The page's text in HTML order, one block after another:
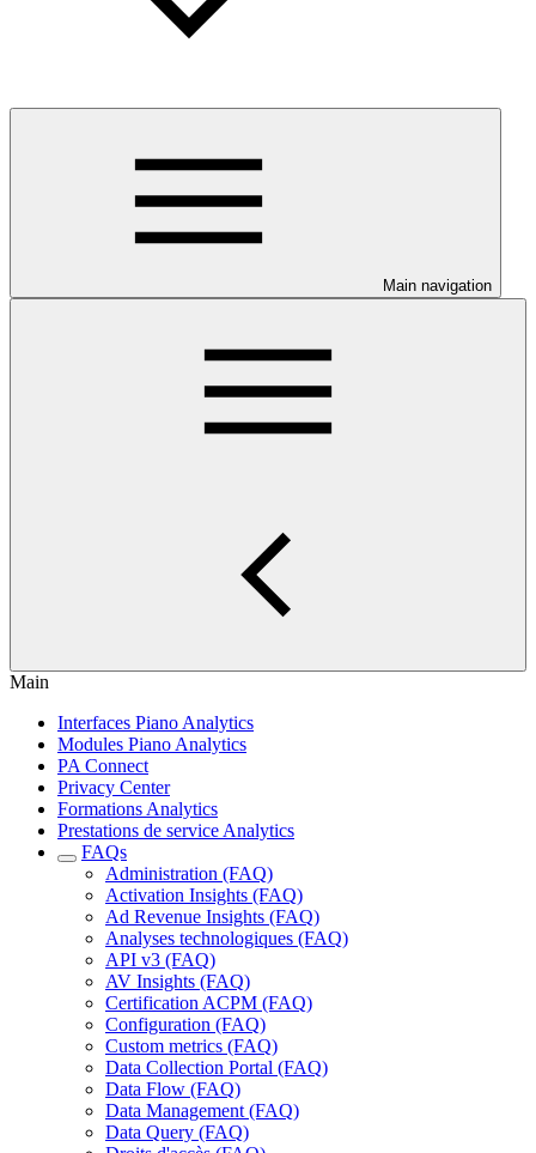
Main navigation
Main
Interfaces Piano Analytics
Modules Piano Analytics
PA Connect
Privacy Center
Formations Analytics
Prestations de service Analytics
FAQs
Administration (FAQ)
Activation Insights (FAQ)
Ad Revenue Insights (FAQ)
Analyses technologiques (FAQ)
API v3 (FAQ)
AV Insights (FAQ)
Certification ACPM (FAQ)
Configuration (FAQ)
Custom metrics (FAQ)
Data Collection Portal (FAQ)
Data Flow (FAQ)
Data Management (FAQ)
Data Query (FAQ)